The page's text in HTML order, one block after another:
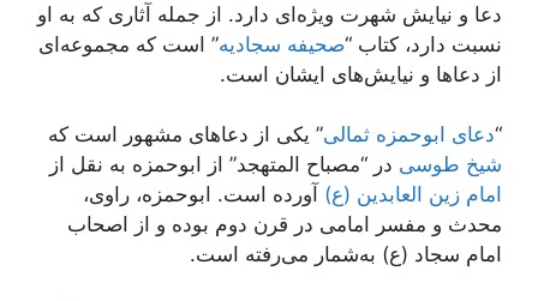
دعا و نیایش شهرت ویژه‌ای دارد. از جمله آثاری که به او
نسبت دارد، کتاب “صحیفه سجادیه” است که مجموعه‌ای
از دعاها و نیایش‌های ایشان است.
“دعای ابوحمزه ثمالی” یکی از دعاهای مشهور است که
شیخ طوسی در “مصباح المتهجد” از ابوحمزه به نقل از
امام زین العابدین (ع) آورده است. ابوحمزه، راوی،
محدث و مفسر امامی در قرن دوم بوده و از اصحاب
امام سجاد (ع) به‌شمار می‌رفته است.